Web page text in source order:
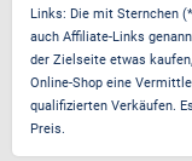
Links: Die mit Sternchen
auch Affiliate-Links
der Zielseite etwas
Online-Shop eine
qualifizierten Verkäufen.
Preis.